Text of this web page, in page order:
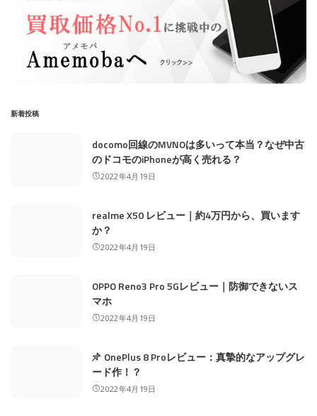
新着投稿
docomo回線のMVNOは多いって本当？なぜ中古
のドコモのiPhoneが高く売れる？
2022年4月19日
realme X50 レビュー｜約4万円から、買います
か？
2022年4月19日
OPPO Reno3 Pro 5Gレビュー｜防御できないス
マホ
2022年4月19日
OnePlus 8 Proレビュー：真摯的なアップグレ
ード作！？
2022年4月19日